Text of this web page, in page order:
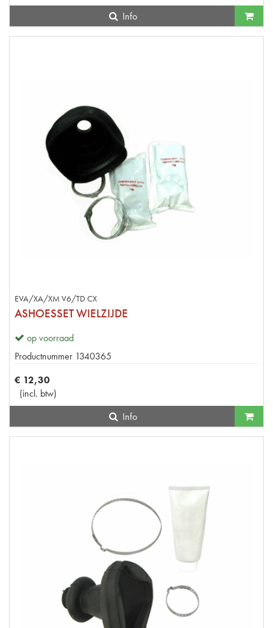
Info
EVA/XA/XM V6/TD CX
ASHOESSET WIELZIJDE
op voorraad
Productnummer 1340365
€ 12,30
(incl. btw)
Info